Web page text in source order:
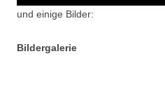
und einige Bilder:
Bildergalerie